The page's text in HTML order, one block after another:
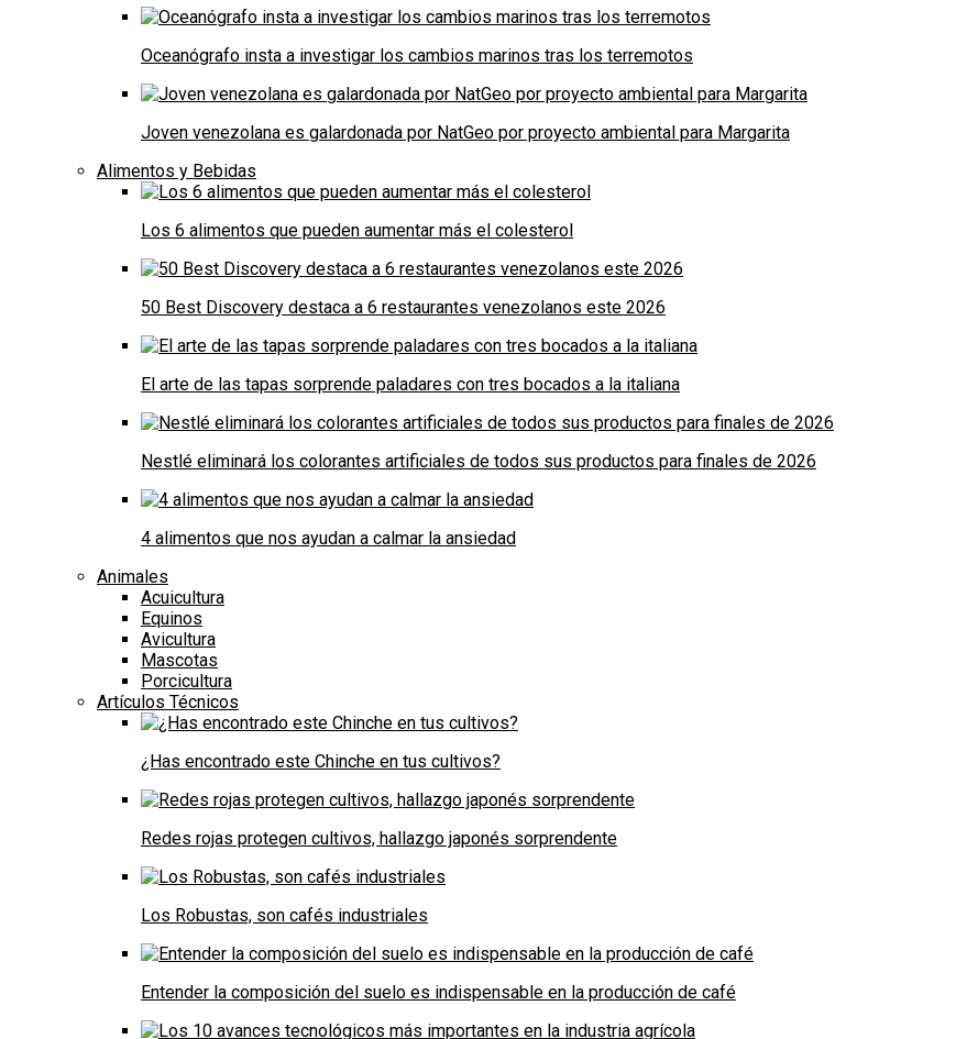
Oceanógrafo insta a investigar los cambios marinos tras los terremotos
Joven venezolana es galardonada por NatGeo por proyecto ambiental para Margarita
Alimentos y Bebidas
Los 6 alimentos que pueden aumentar más el colesterol
50 Best Discovery destaca a 6 restaurantes venezolanos este 2026
El arte de las tapas sorprende paladares con tres bocados a la italiana
Nestlé eliminará los colorantes artificiales de todos sus productos para finales de 2026
4 alimentos que nos ayudan a calmar la ansiedad
Animales
Acuicultura
Equinos
Avicultura
Mascotas
Porcicultura
Artículos Técnicos
¿Has encontrado este Chinche en tus cultivos?
Redes rojas protegen cultivos, hallazgo japonés sorprendente
Los Robustas, son cafés industriales
Entender la composición del suelo es indispensable en la producción de café